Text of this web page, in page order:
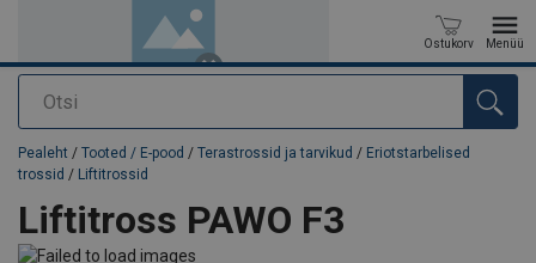
Otsi
Ostukorv Menüü
Toode on lisatud teie päringule
Pealeht / Tooted / E-pood / Terastrossid ja tarvikud / Eriotstarbelised
trossid / Liftitrossid
Liftitross PAWO F3